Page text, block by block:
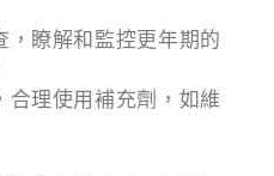
，瞭解和監控更年期的
合理使用補充劑，如維